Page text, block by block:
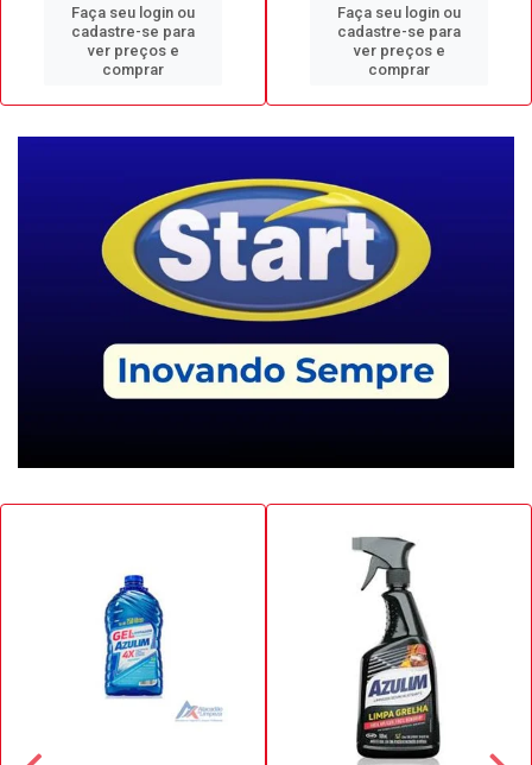
Faça seu login ou
cadastre-se para
ver preços e
comprar
Faça seu login ou
cadastre-se para
ver preços e
comprar